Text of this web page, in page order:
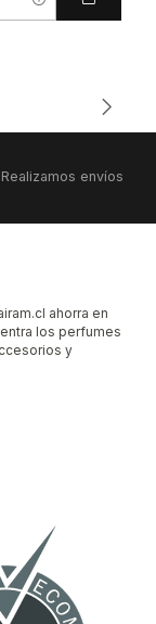
envíos
ahorra en
los perfumes
y